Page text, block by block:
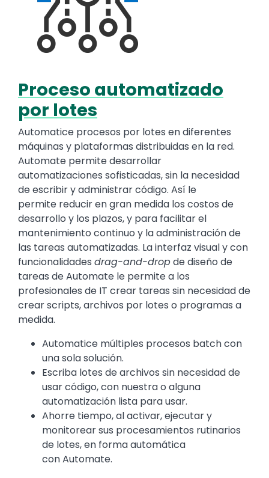
Text
Proceso automatizado
por lotes
Automatice procesos por lotes en diferentes
máquinas y plataformas distribuidas en la red.
Automate permite desarrollar
automatizaciones sofisticadas, sin la necesidad
de escribir y administrar código. Así le
permite reducir en gran medida los costos de
desarrollo y los plazos, y para facilitar el
mantenimiento continuo y la administración de
las tareas automatizadas. La interfaz visual y con
funcionalidades drag-and-dropde diseño de
tareas de Automate le permite a los
profesionales de IT crear tareas sin necesidad de
crear scripts, archivos por lotes o programas a
medida.
Automatice múltiples procesos batch con
una sola solución.
Escriba lotes de archivos sin necesidad de
usar código, con nuestra o alguna
automatización lista para usar.
Ahorre tiempo, al activar, ejecutar y
monitorear sus procesamientos rutinarios
de lotes, en forma automática
con Automate.